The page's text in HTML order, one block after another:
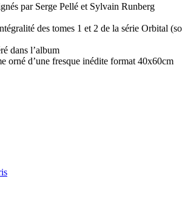
par Serge Pellé et Sylvain Runberg
des tomes 1 et 2 de la série Orbital
dans l’album
orné d’une fresque inédite format 40x60cm